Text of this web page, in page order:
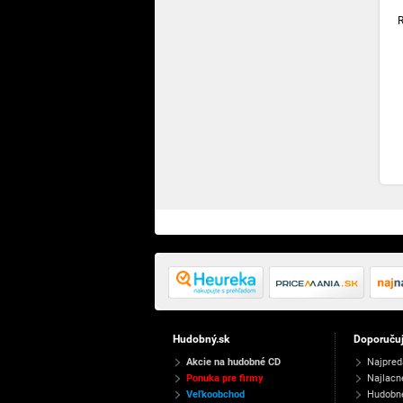
Hudobný.sk
Akcie na hudobné CD
Ponuka pre firmy
Veľkoobchod